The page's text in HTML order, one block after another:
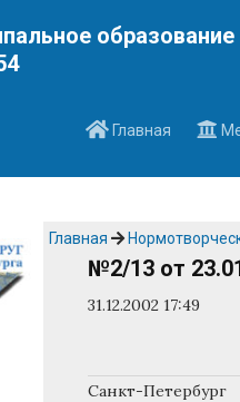
Главная
Главная
№2/13 от
31.12.2002 17:49
Санкт-Петербург